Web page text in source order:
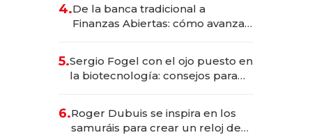
4.De la banca tradicional a
Finanzas Abiertas: cómo avanza
5.Sergio Fogel con el ojo puesto en
la biotecnología: consejos para
6.Roger Dubuis se inspira en los
samuráis para crear un reloj de